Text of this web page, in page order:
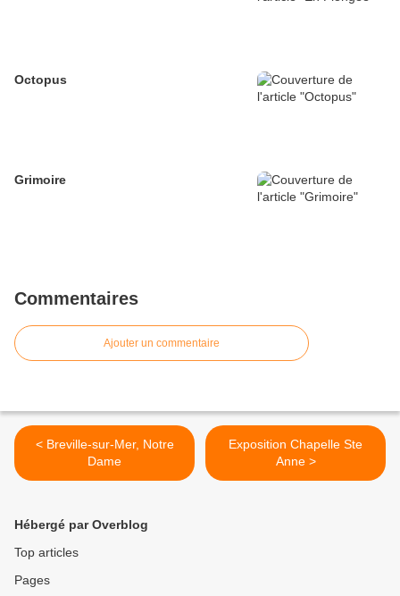
Octopus
Grimoire
Commentaires
Ajouter un commentaire
< Breville-sur-Mer, Notre
Dame
Exposition Chapelle Ste
Anne >
Hébergé par Overblog
Top articles
Pages